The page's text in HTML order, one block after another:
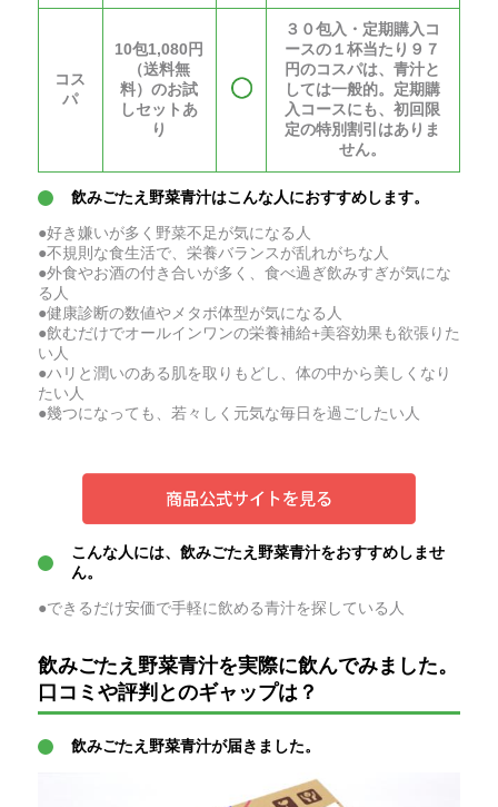
コス
パ
10包1,080円
（送料無
料）のお試
しセットあ
り
３０包入・定期購入コ
ースの１杯当たり９７
円のコスパは、青汁と
しては一般的。定期購
入コースにも、初回限
定の特別割引はありま
せん。
飲みごたえ野菜青汁はこんな人におすすめします。
●好き嫌いが多く野菜不足が気になる人
●不規則な食生活で、栄養バランスが乱れがちな人
●外食やお酒の付き合いが多く、食べ過ぎ飲みすぎが気にな
る人
●健康診断の数値やメタボ体型が気になる人
●飲むだけでオールインワンの栄養補給+美容効果も欲張りた
い人
●ハリと潤いのある肌を取りもどし、体の中から美しくなり
たい人
●幾つになっても、若々しく元気な毎日を過ごしたい人
こんな人には、飲みごたえ野菜青汁をおすすめしませ
ん。
●できるだけ安価で手軽に飲める青汁を探している人
飲みごたえ野菜青汁を実際に飲んでみました。
口コミや評判とのギャップは？
飲みごたえ野菜青汁が届きました。